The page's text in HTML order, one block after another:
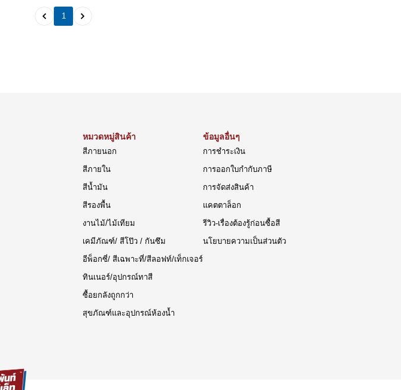
1
หมวดหมู่สินค้า
สีภายนอก
สีภายใน
สีน้ำมัน
สีรองพื้น
งานไม้/ไม้เทียม
เคมีภัณฑ์/ สีโป๊ว / กันซึม
อีพ็อกซี่/ สีเฉพาะที่/สีลอฟท์/เท็กเจอร์
ทินเนอร์/อุปกรณ์ทาสี
ซื้อยกลังถูกกว่า
สุขภัณฑ์และอุปกรณ์ห้องน้ำ
ข้อมูลอื่นๆ
การชำระเงิน
การออกใบกำกับภาษี
การจัดส่งสินค้า
แคตตาล็อก
รีวิว-เรื่องต้องรู้ก่อนซื้อสี
นโยบายความเป็นส่วนตัว